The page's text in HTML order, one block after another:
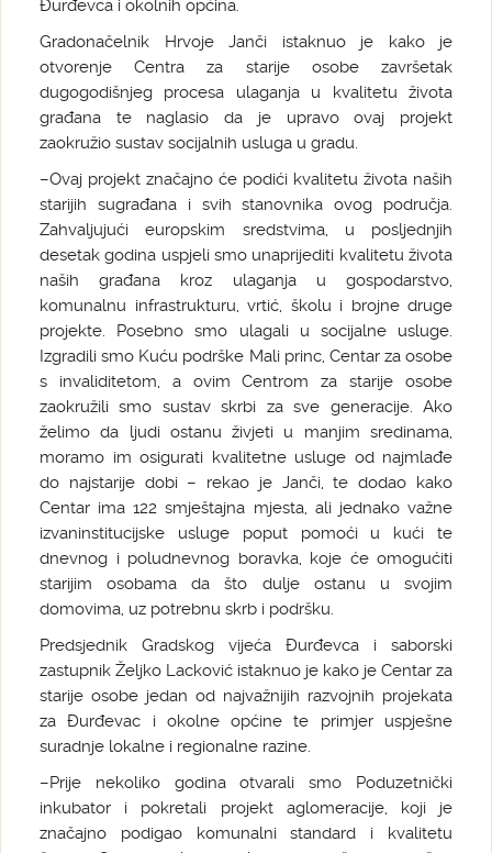
Đurđevca i okolnih općina.
Gradonačelnik Hrvoje Janči istaknuo je kako je
otvorenje Centra za starije osobe završetak
dugogodišnjeg procesa ulaganja u kvalitetu života
građana te naglasio da je upravo ovaj projekt
zaokružio sustav socijalnih usluga u gradu.
–Ovaj projekt značajno će podići kvalitetu života naših
starijih sugrađana i svih stanovnika ovog područja.
Zahvaljujući europskim sredstvima, u posljednjih
desetak godina uspjeli smo unaprijediti kvalitetu života
naših građana kroz ulaganja u gospodarstvo,
komunalnu infrastrukturu, vrtić, školu i brojne druge
projekte. Posebno smo ulagali u socijalne usluge.
Izgradili smo Kuću podrške Mali princ, Centar za osobe
s invaliditetom, a ovim Centrom za starije osobe
zaokružili smo sustav skrbi za sve generacije. Ako
želimo da ljudi ostanu živjeti u manjim sredinama,
moramo im osigurati kvalitetne usluge od najmlađe
do najstarije dobi – rekao je Janči, te dodao kako
Centar ima 122 smještajna mjesta, ali jednako važne
izvaninstitucijske usluge poput pomoći u kući te
dnevnog i poludnevnog boravka, koje će omogućiti
starijim osobama da što dulje ostanu u svojim
domovima, uz potrebnu skrb i podršku.
Predsjednik Gradskog vijeća Đurđevca i saborski
zastupnik Željko Lacković istaknuo je kako je Centar za
starije osobe jedan od najvažnijih razvojnih projekata
za Đurđevac i okolne općine te primjer uspješne
suradnje lokalne i regionalne razine.
–Prije nekoliko godina otvarali smo Poduzetnički
inkubator i pokretali projekt aglomeracije, koji je
značajno podigao komunalni standard i kvalitetu